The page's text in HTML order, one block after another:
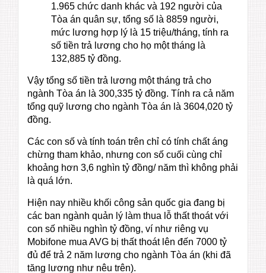
1.965 chức danh khác và 192 người của
Tòa án quân sự, tổng số là 8859 người,
mức lương hợp lý là 15 triệu/tháng, tính ra
số tiền trả lương cho họ một tháng là
132,885 tỷ đồng.
Vậy tổng số tiền trả lương một tháng trả cho
ngành Tòa án là 300,335 tỷ đồng. Tính ra cả năm
tổng quỹ lương cho ngành Tòa án là 3604,020 tỷ
đồng.
Các con số và tính toán trên chỉ có tính chất áng
chừng tham khảo, nhưng con số cuối cùng chỉ
khoảng hơn 3,6 nghìn tỷ đồng/ năm thì không phải
là quá lớn.
Hiện nay nhiều khối công sản quốc gia đang bị
các ban ngành quản lý làm thua lỗ thất thoát với
con số nhiều nghìn tỷ đồng, ví như riêng vụ
Mobifone mua AVG bị thất thoát lên đến 7000 tỷ
đủ để trả 2 năm lương cho ngành Tòa án (khi đã
tăng lương như nêu trên).